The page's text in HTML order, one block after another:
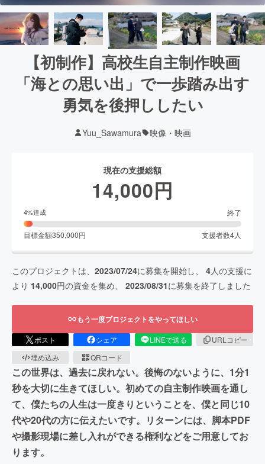
【初制作】高校生自主制作映画
「海との思い出」で一歩踏み出す
勇気を後押ししたい
Yuu_Sawamura 映像・映画
現在の支援総額
14,000円
4%達成 終了
目標金額350,000円 支援者数4人
このプロジェクトは、 2023/07/24に募集を開始し、 4人の支援に
より 14,000円の資金を集め、 2023/08/31に募集を終了しました
もう一度プロジェクトをやってほしい
ポスト シェア LINEで送る
URLコピー
埋め込み
QRコード
この世界は、過去に戻れない。後悔のないように、1分1
秒を大切に生きてほしい。初めての自主制作映画を通し
て、僕たちの人生は一度きりということを、僕と同じ10
代や20代の方に伝えたいです。リターンには、脚本PDF
や撮影現場に差し入れができる権利などをご用意してお
ります。